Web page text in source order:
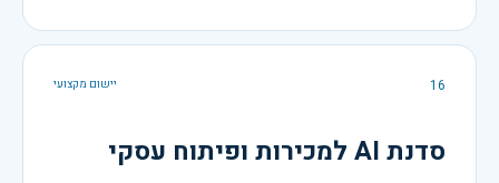
16 יישום מקצועי
סדנת AI למכירות ופיתוח עסקי